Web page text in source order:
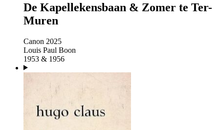
De Kapellekensbaan & Zomer te Ter-
Muren
Canon 2025
Louis Paul Boon
1953 & 1956